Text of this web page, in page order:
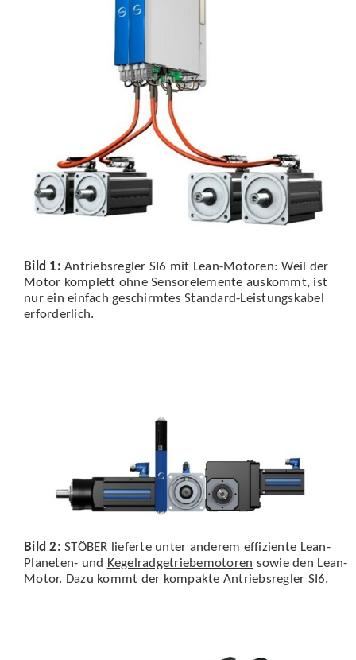
Bild 1:Antriebsregler SI6 mit Lean-Motoren: Weil der
Motor komplett ohne Sensorelemente auskommt, ist
nur ein einfach geschirmtes Standard-Leistungskabel
erforderlich.
Bild 2:STÖBER lieferte unter anderem effiziente Lean-
Planeten- und Kegelradgetriebemotoren sowie den Lean-
Motor. Dazu kommt der kompakte Antriebsregler SI6.